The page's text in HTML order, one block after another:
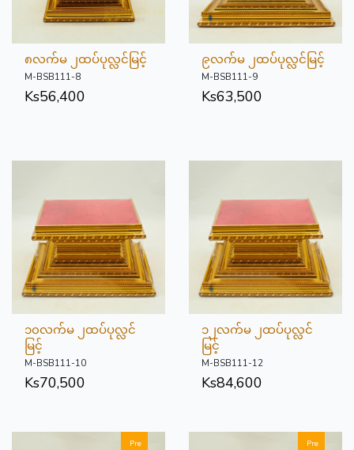
၈လက်မ ၂ထပ်ပုလ္လင်မြင့်
M-BSB111-8
Ks56,400
၉လက်မ ၂ထပ်ပုလ္လင်မြင့်
M-BSB111-9
Ks63,500
၁၀လက်မ ၂ထပ်ပုလ္လင်
မြင့်
M-BSB111-10
Ks70,500
၁၂လက်မ ၂ထပ်ပုလ္လင်
မြင့်
M-BSB111-12
Ks84,600
Pre
Pre